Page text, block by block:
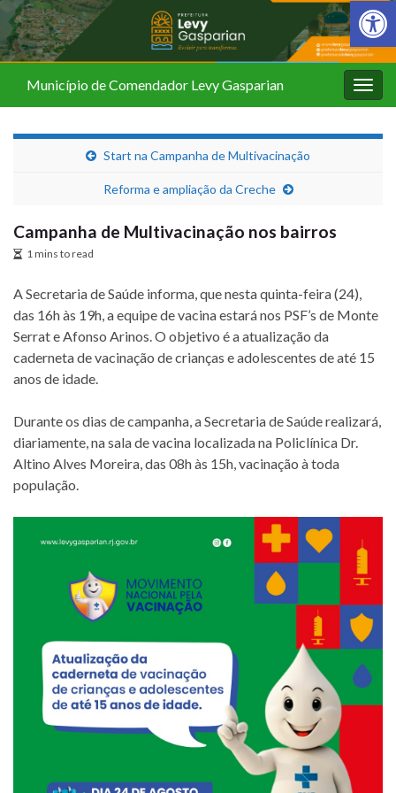
Barra de
Município de Comendador Levy Gasparian
Start na Campanha de Multivacinação
Reforma e ampliação da Creche
Campanha de Multivacinação nos bairros
1 mins to read
A Secretaria de Saúde informa, que nesta quinta-feira (24),
das 16h às 19h, a equipe de vacina estará nos PSF’s de Monte
Serrat e Afonso Arinos. O objetivo é a atualização da
caderneta de vacinação de crianças e adolescentes de até 15
anos de idade.
Durante os dias de campanha, a Secretaria de Saúde realizará,
diariamente, na sala de vacina localizada na Policlínica Dr.
Altino Alves Moreira, das 08h às 15h, vacinação à toda
população.